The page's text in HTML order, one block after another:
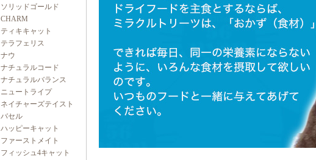
ソリッドゴールド
CHARM
ティキキャット
テラフェリス
ナウ
ナチュラルコード
ナチュラルバランス
ニュートライプ
ネイチャーズテイスト
バセル
ハッピーキャット
ファーストメイト
フィッシュ4キャット